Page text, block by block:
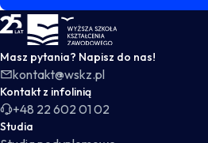
WSKZ - strona główna
Masz pytania? Napisz do nas!
kontakt@wskz.pl
Kontakt z infolinią
+48 22 602 01 02
Studia